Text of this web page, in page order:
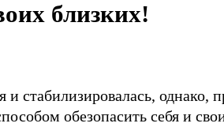
близких!
стабилизировалась, однако,
обезопасить себя и